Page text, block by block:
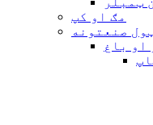
مګ او کپ
صنعتونه
او باغ